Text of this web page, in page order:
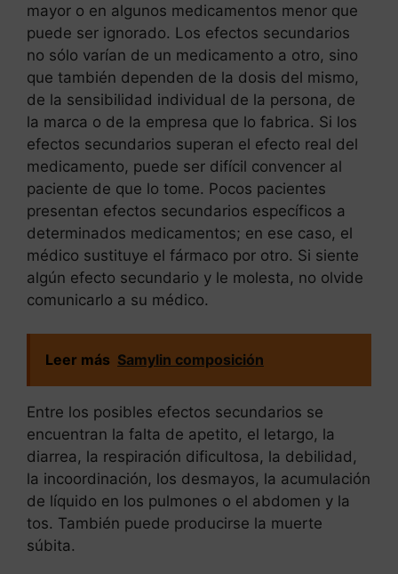
mayor o en algunos medicamentos menor que
puede ser ignorado. Los efectos secundarios
no sólo varían de un medicamento a otro, sino
que también dependen de la dosis del mismo,
de la sensibilidad individual de la persona, de
la marca o de la empresa que lo fabrica. Si los
efectos secundarios superan el efecto real del
medicamento, puede ser difícil convencer al
paciente de que lo tome. Pocos pacientes
presentan efectos secundarios específicos a
determinados medicamentos; en ese caso, el
médico sustituye el fármaco por otro. Si siente
algún efecto secundario y le molesta, no olvide
comunicarlo a su médico.
Leer más Samylin composición
Entre los posibles efectos secundarios se
encuentran la falta de apetito, el letargo, la
diarrea, la respiración dificultosa, la debilidad,
la incoordinación, los desmayos, la acumulación
de líquido en los pulmones o el abdomen y la
tos. También puede producirse la muerte
súbita.